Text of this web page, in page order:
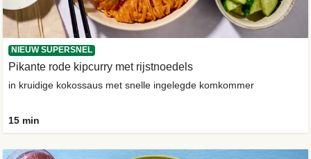
NIEUW SUPERSNEL
Pikante rode kipcurry met rijstnoedels
in kruidige kokossaus met snelle ingelegde komkommer
15 min